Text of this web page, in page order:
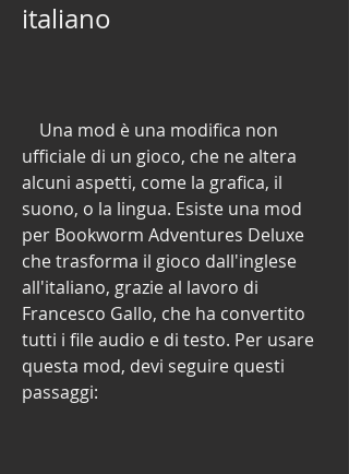
italiano
ufficiale di un gioco, che ne altera
alcuni aspetti, come la grafica, il
suono, o la lingua. Esiste una mod
per Bookworm Adventures Deluxe
che trasforma il gioco dall'inglese
all'italiano, grazie al lavoro di
Francesco Gallo, che ha convertito
tutti i file audio e di testo. Per usare
questa mod, devi seguire questi
passaggi: